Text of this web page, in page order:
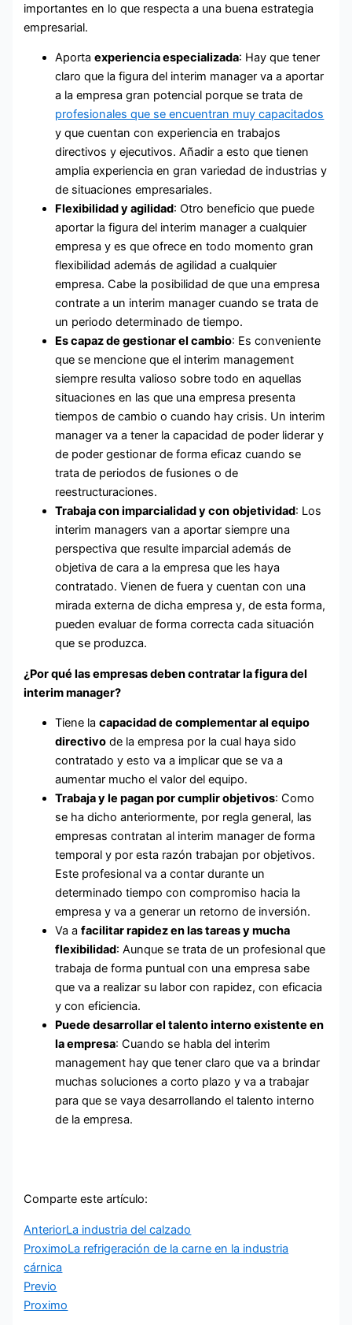
importantes en lo que respecta a una buena estrategia
empresarial.
Aportaexperiencia especializada: Hay que tener
claro que la figura del interim manager va a aportar
a la empresa gran potencial porque se trata de
profesionales que se encuentran muy capacitados
y que cuentan con experiencia en trabajos
directivos y ejecutivos. Añadir a esto que tienen
amplia experiencia en gran variedad de industrias y
de situaciones empresariales.
Flexibilidad y agilidad: Otro beneficio que puede
aportar la figura del interim manager a cualquier
empresa y es que ofrece en todo momento gran
flexibilidad además de agilidad a cualquier
empresa. Cabe la posibilidad de que una empresa
contrate a un interim manager cuando se trata de
un periodo determinado de tiempo.
Es capaz de gestionar el cambio: Es conveniente
que se mencione que el interim management
siempre resulta valioso sobre todo en aquellas
situaciones en las que una empresa presenta
tiempos de cambio o cuando hay crisis. Un interim
manager va a tener la capacidad de poder liderar y
de poder gestionar de forma eficaz cuando se
trata de periodos de fusiones o de
reestructuraciones.
Trabaja con imparcialidad y con objetividad: Los
interim managers van a aportar siempre una
perspectiva que resulte imparcial además de
objetiva de cara a la empresa que les haya
contratado. Vienen de fuera y cuentan con una
mirada externa de dicha empresa y, de esta forma,
pueden evaluar de forma correcta cada situación
que se produzca.
¿Por qué las empresas deben contratar la figura del
interim manager?
Tiene lacapacidad de complementar al equipo
directivo de la empresa por la cual haya sido
contratado y esto va a implicar que se va a
aumentar mucho el valor del equipo.
Trabaja y le pagan por cumplir objetivos: Como
se ha dicho anteriormente, por regla general, las
empresas contratan al interim manager de forma
temporal y por esta razón trabajan por objetivos.
Este profesional va a contar durante un
determinado tiempo con compromiso hacia la
empresa y va a generar un retorno de inversión.
Va afacilitar rapidez en las tareas y mucha
flexibilidad: Aunque se trata de un profesional que
trabaja de forma puntual con una empresa sabe
que va a realizar su labor con rapidez, con eficacia
y con eficiencia.
Puede desarrollar el talento interno existente en
la empresa: Cuando se habla del interim
management hay que tener claro que va a brindar
muchas soluciones a corto plazo y va a trabajar
para que se vaya desarrollando el talento interno
de la empresa.
Comparte este artículo:
AnteriorLa industria del calzado
ProximoLa refrigeración de la carne en la industria
cárnica
Previo
Proximo